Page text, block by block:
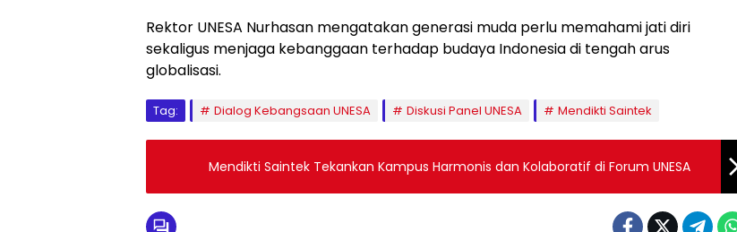
Rektor UNESA Nurhasan mengatakan generasi muda perlu memahami jati diri
sekaligus menjaga kebanggaan terhadap budaya Indonesia di tengah arus
globalisasi.
Tag: Dialog Kebangsaan UNESA Diskusi Panel UNESA Mendikti Saintek
Mendikti Saintek Tekankan Kampus Harmonis dan Kolaboratif di Forum UNESA